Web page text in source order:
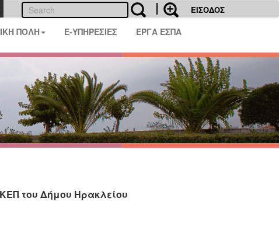
ΕΙΣΟΔΟΣ
ΠΟΛΗ E-ΥΠΗΡΕΣΙΕΣ ΕΡΓΑ ΕΣΠΑ
του Δήμου Ηρακλείου